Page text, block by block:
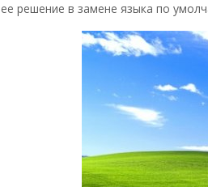
ее решение в замене языка по